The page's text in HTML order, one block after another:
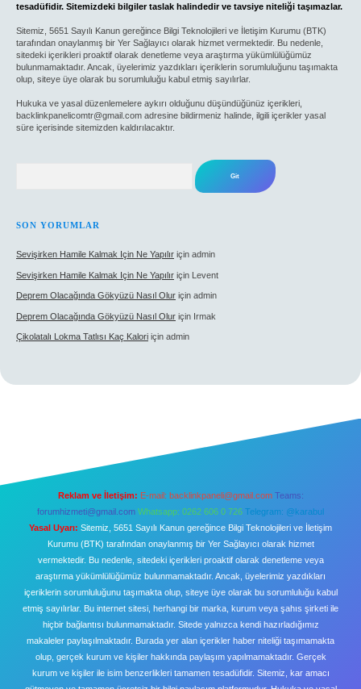
tesadüfidir. Sitemizdeki bilgiler taslak halindedir ve tavsiye niteliği taşımazlar.
Sitemiz, 5651 Sayılı Kanun gereğince Bilgi Teknolojileri ve İletişim Kurumu (BTK)
tarafından onaylanmış bir Yer Sağlayıcı olarak hizmet vermektedir. Bu nedenle,
sitedeki içerikleri proaktif olarak denetleme veya araştırma yükümlülüğümüz
bulunmamaktadır. Ancak, üyelerimiz yazdıkları içeriklerin sorumluluğunu taşımakta
olup, siteye üye olarak bu sorumluluğu kabul etmiş sayılırlar.
Hukuka ve yasal düzenlemelere aykırı olduğunu düşündüğünüz içerikleri,
backlinkpanelicomtr@gmail.com adresine bildirmeniz halinde, ilgili içerikler yasal
süre içerisinde sitemizden kaldırılacaktır.
SON YORUMLAR
Sevişirken Hamile Kalmak Için Ne Yapılır için admin
Sevişirken Hamile Kalmak Için Ne Yapılır için Levent
Deprem Olacağında Gökyüzü Nasıl Olur için admin
Deprem Olacağında Gökyüzü Nasıl Olur için Irmak
Çikolatalı Lokma Tatlısı Kaç Kalori için admin
Reklam ve İletişim: E-mail: backlinkpaneli@gmail.com Teams:
forumhizmeti@gmail.com Whatsapp: 0262 606 0 726 Telegram: @karabul
Yasal Uyarı: Sitemiz, 5651 Sayılı Kanun gereğince Bilgi Teknolojileri ve İletişim
Kurumu (BTK) tarafından onaylanmış bir Yer Sağlayıcı olarak hizmet
vermektedir. Bu nedenle, sitedeki içerikleri proaktif olarak denetleme veya
araştırma yükümlülüğümüz bulunmamaktadır. Ancak, üyelerimiz yazdıkları
içeriklerin sorumluluğunu taşımakta olup, siteye üye olarak bu sorumluluğu kabul
etmiş sayılırlar. Bu internet sitesi, herhangi bir marka, kurum veya şahıs şirketi ile
hiçbir bağlantısı bulunmamaktadır. Sitede yalnızca kendi hazırladığımız
makaleler paylaşılmaktadır. Burada yer alan içerikler haber niteliği taşımamakta
olup, gerçek kurum ve kişiler hakkında paylaşım yapılmamaktadır. Gerçek
kurum ve kişiler ile isim benzerlikleri tamamen tesadüfidir. Sitemiz, kar amacı